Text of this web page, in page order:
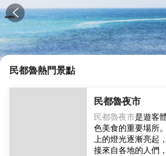
民都魯熱門景點
民都魯夜市
民都魯夜市是遊客
色美食的重要場所
上的燈光逐漸亮起
接來自各地的人們